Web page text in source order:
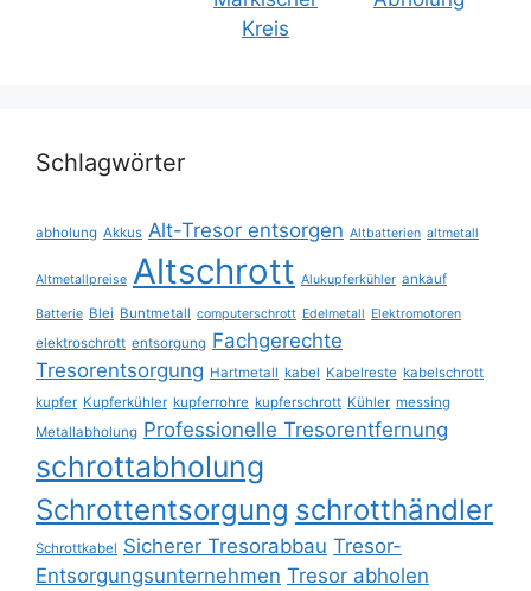
Schlagwörter
abholung Akkus Alt-Tresor entsorgen Altbatterien altmetall
Altmetallpreise Altschrott Alukupferkühler ankauf
Batterie Blei Buntmetall computerschrott Edelmetall Elektromotoren
elektroschrott entsorgung Fachgerechte
Tresorentsorgung Hartmetall kabel Kabelreste kabelschrott
kupfer Kupferkühler kupferrohre kupferschrott Kühler messing
Metallabholung Professionelle Tresorentfernung
schrottabholung
Schrottentsorgung schrotthändler
Schrottkabel Sicherer Tresorabbau Tresor-
Entsorgungsunternehmen Tresor abholen